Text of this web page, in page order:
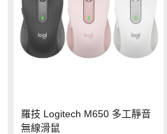
羅技 Logitech M650 多工靜音
無線滑鼠